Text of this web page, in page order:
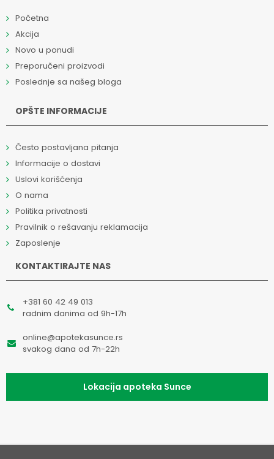
Početna
Akcija
Novo u ponudi
Preporučeni proizvodi
Poslednje sa našeg bloga
OPŠTE INFORMACIJE
Često postavljana pitanja
Informacije o dostavi
Uslovi korišćenja
O nama
Politika privatnosti
Pravilnik o rešavanju reklamacija
Zaposlenje
KONTAKTIRAJTE NAS
+381 60 42 49 013
radnim danima od 9h-17h
online@apotekasunce.rs
svakog dana od 7h-22h
Lokacija apoteka Sunce